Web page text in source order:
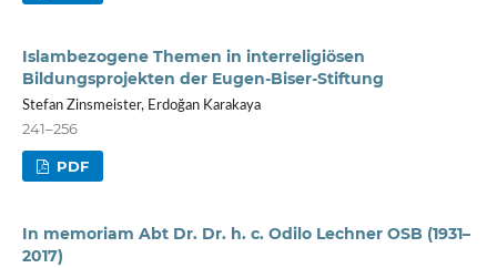
Islambezogene Themen in interreligiösen
Bildungsprojekten der Eugen-Biser-Stiftung
Stefan Zinsmeister, Erdoğan Karakaya
241–256
PDF
In memoriam Abt Dr. Dr. h. c. Odilo Lechner OSB (1931–
2017)